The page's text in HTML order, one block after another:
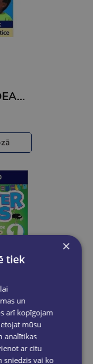
BRIGHTER IDEAS 2 Student's Book with Online Practice
BRIGHTER IDEAS 1 Student's Book with Online Practice
×
tiek
un
arī kopīgojam
mūsu
analītikas
ar citu
sniedzis vai ko